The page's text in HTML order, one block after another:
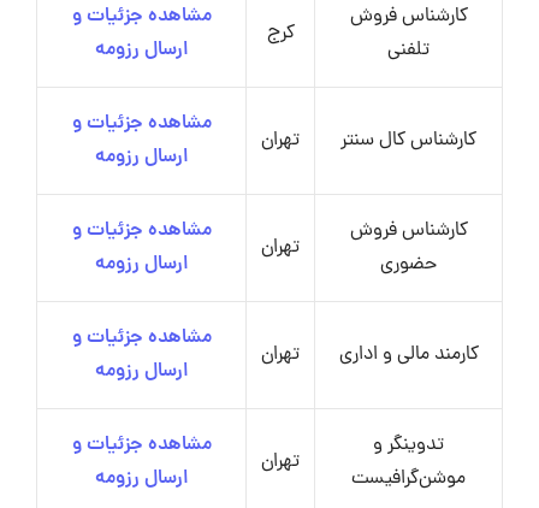
کارشناس فروش
تلفنی
کرج
مشاهده جزئیات و
ارسال رزومه
کارشناس کال سنتر تهران
مشاهده جزئیات و
ارسال رزومه
کارشناس فروش
حضوری
تهران
مشاهده جزئیات و
ارسال رزومه
کارمند مالی و اداری تهران
مشاهده جزئیات و
ارسال رزومه
تدوینگر و
موشن‌گرافیست
تهران
مشاهده جزئیات و
ارسال رزومه